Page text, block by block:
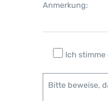
Anmerkung:
Ich
Bitte beweise,